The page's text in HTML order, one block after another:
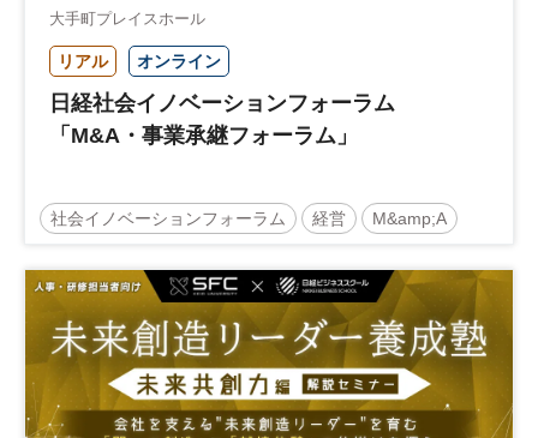
大手町プレイスホール
リアル オンライン
日経社会イノベーションフォーラム
「M&A・事業承継フォーラム」
社会イノベーションフォーラム 経営 M&amp;A
事業承継 中堅中小企業
日経社会イノベーションフォーラム 参加無料